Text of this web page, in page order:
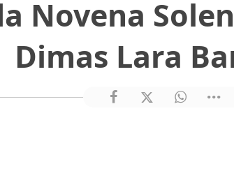
Novena
Dimas Lara